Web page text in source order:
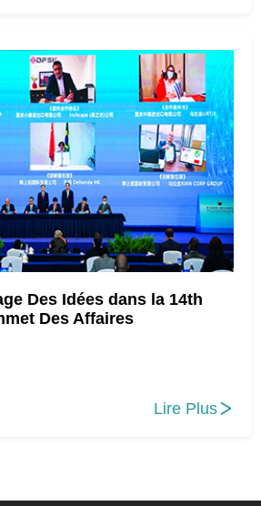
Des Idées dans la 14th
Des Affaires
Lire Plus 